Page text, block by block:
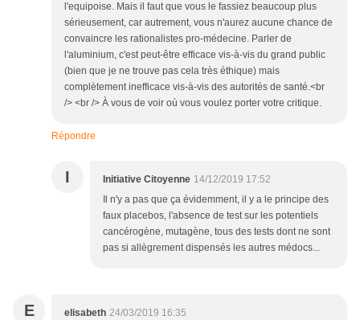
l'equipoise. Mais il faut que vous le fassiez beaucoup plus
sérieusement, car autrement, vous n'aurez aucune chance de
convaincre les rationalistes pro-médecine. Parler de
l'aluminium, c'est peut-être efficace vis-à-vis du grand public
(bien que je ne trouve pas cela très éthique) mais
complètement inefficace vis-à-vis des autorités de santé.<br
/> <br /> À vous de voir où vous voulez porter votre critique.
Répondre
I Initiative Citoyenne 14/12/2019 17:52
Il n'y a pas que ça évidemment, il y a le principe des
faux placebos, l'absence de test sur les potentiels
cancérogène, mutagène, tous des tests dont ne sont
pas si allègrement dispensés les autres médocs...
E elisabeth 24/03/2019 16:35